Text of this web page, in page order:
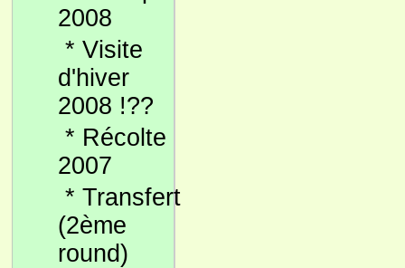
2008
* Visite
d'hiver
2008 !??
* Récolte
2007
* Transfert
(2ème
round)